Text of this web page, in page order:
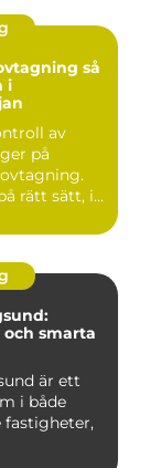
så
i
av
på
rätt sätt, i...
och smarta
är ett
i både
fastigheter,